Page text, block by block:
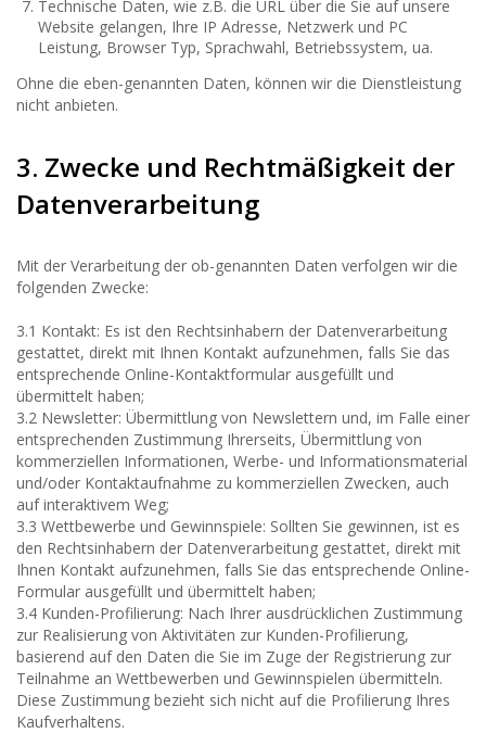
Technische Daten, wie z.B. die URL über die Sie auf unsere
Website gelangen, Ihre IP Adresse, Netzwerk und PC
Leistung, Browser Typ, Sprachwahl, Betriebssystem, ua.
Ohne die eben-genannten Daten, können wir die Dienstleistung
nicht anbieten.
3. Zwecke und Rechtmäßigkeit der
Datenverarbeitung
Mit der Verarbeitung der ob-genannten Daten verfolgen wir die
folgenden Zwecke:
3.1 Kontakt: Es ist den Rechtsinhabern der Datenverarbeitung
gestattet, direkt mit Ihnen Kontakt aufzunehmen, falls Sie das
entsprechende Online-Kontaktformular ausgefüllt und
übermittelt haben;
3.2 Newsletter: Übermittlung von Newslettern und, im Falle einer
entsprechenden Zustimmung Ihrerseits, Übermittlung von
kommerziellen Informationen, Werbe- und Informationsmaterial
und/oder Kontaktaufnahme zu kommerziellen Zwecken, auch
auf interaktivem Weg;
3.3 Wettbewerbe und Gewinnspiele: Sollten Sie gewinnen, ist es
den Rechtsinhabern der Datenverarbeitung gestattet, direkt mit
Ihnen Kontakt aufzunehmen, falls Sie das entsprechende Online-
Formular ausgefüllt und übermittelt haben;
3.4 Kunden-Profilierung: Nach Ihrer ausdrücklichen Zustimmung
zur Realisierung von Aktivitäten zur Kunden-Profilierung,
basierend auf den Daten die Sie im Zuge der Registrierung zur
Teilnahme an Wettbewerben und Gewinnspielen übermitteln.
Diese Zustimmung bezieht sich nicht auf die Profilierung Ihres
Kaufverhaltens.